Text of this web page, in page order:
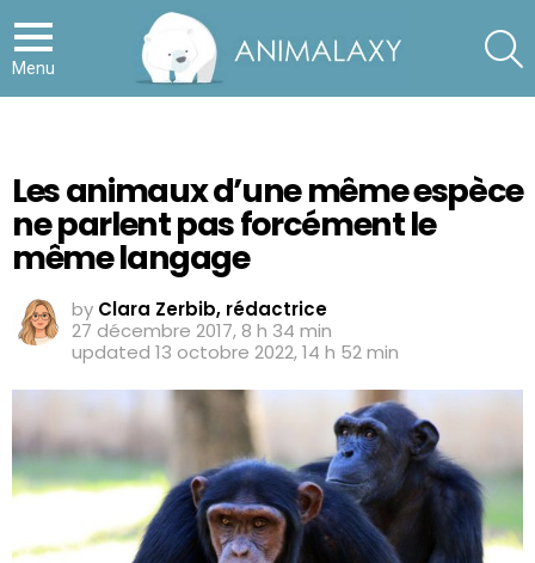
Menu
Les animaux d’une même espèce
ne parlent pas forcément le
même langage
by Clara Zerbib, rédactrice
27 décembre 2017, 8 h 34 min
updated 13 octobre 2022, 14 h 52 min